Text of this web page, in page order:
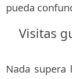
pueda
Visitas
Nada supera